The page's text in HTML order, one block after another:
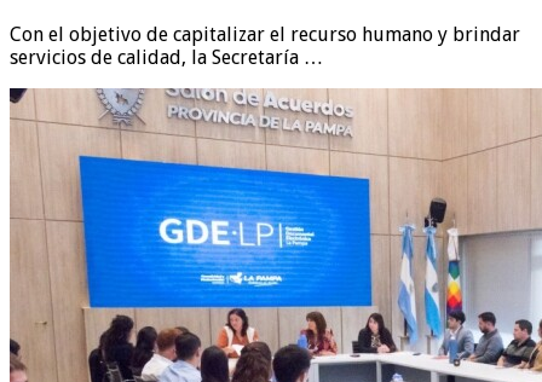
Con el objetivo de capitalizar el recurso humano y brindar
servicios de calidad, la Secretaría …